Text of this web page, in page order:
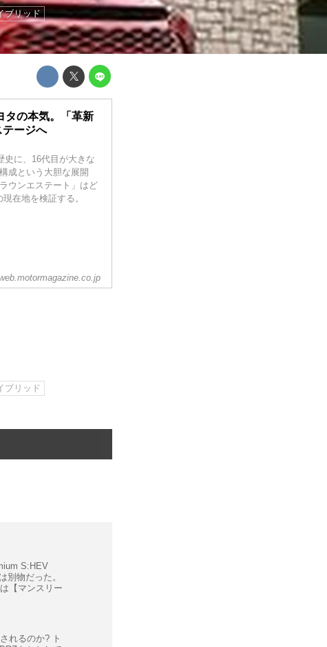
ブリッド
タの本気。「革新
テージへ
史に、16代目が大きな
成という大胆な展開
ウンエステート」はど
在地を検証する。
ブリッド
S:HEV
別物だった。
【マンスリー
れるのか? ト